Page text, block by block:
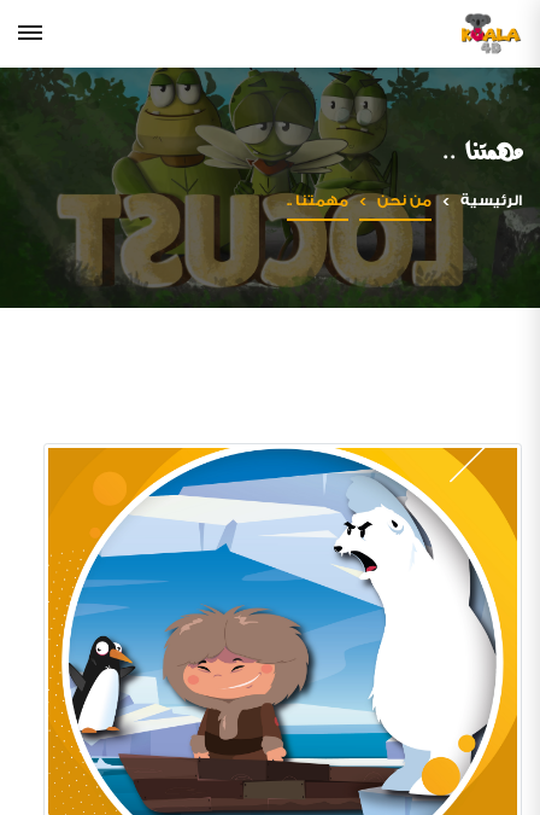
مهمتنا ..
الرئيسية من نحن مهمتنا ..